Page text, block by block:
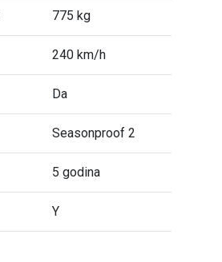
775 kg
240 km/h
Da
Seasonproof 2
5 godina
Y